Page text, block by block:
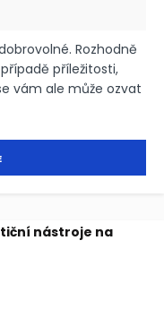
Rozhodně
příležitosti,
vám ale může ozvat
nástroje na